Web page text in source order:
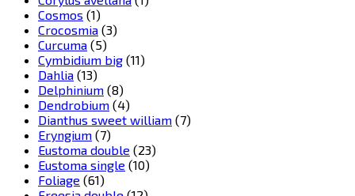
Cosmos (1)
Crocosmia (3)
Curcuma (5)
Cymbidium big (11)
Dahlia (13)
Delphinium (8)
Dendrobium (4)
Dianthus sweet william (7)
Eryngium (7)
Eustoma double (23)
Eustoma single (10)
Foliage (61)